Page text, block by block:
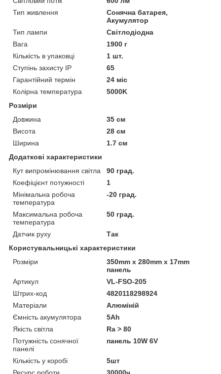
Тип живлення
Сонячна батарея,
Акумулятор
Тип лампи
Світлодіодна
Вага
1900 г
Кількість в упаковці
1 шт.
Ступінь захисту IP
65
Гарантійний термін
24 міс
Колірна температура
5000K
Розміри
Довжина
35 см
Висота
28 см
Ширина
1.7 см
Додаткові характеристики
Кут випромінювання світла
90 град.
Коефіцієнт потужності
1
Мінімальна робоча
температура
-20 град.
Максимальна робоча
температура
50 град.
Датчик руху
Так
Користувальницькі характеристики
Розміри
350mm х 280mm х 17mm
панель
Артикул
VL-FSO-205
Штрих-код
4820118298924
Матеріали
Алюміній
Ємність акумулятора
5Ah
Якість світла
Ra > 80
Потужність сонячної
панелі
панель 10W 6V
Кількість у коробі
5шт
Ресурс роботи
30000ч